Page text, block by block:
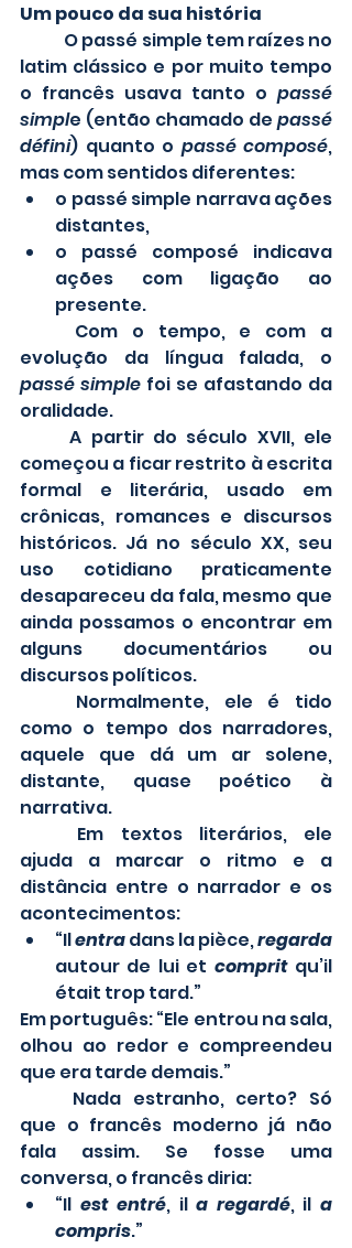
Um pouco da sua história
latim clássico e por muito tempo
o francês usava tanto o passé
simple (então chamado de passé
défini) quanto o passé composé,
mas com sentidos diferentes:
o passé simple narrava ações
distantes,
o passé composé indicava
ações com ligação ao
presente.
evolução da língua falada, o
passé simple foi se afastando da
oralidade.
	A partir do século XVII, ele
começou a ficar restrito à escrita
formal e literária, usado em
crônicas, romances e discursos
históricos. Já no século XX, seu
uso cotidiano praticamente
desapareceu da fala, mesmo que
ainda possamos o encontrar em
alguns documentários ou
discursos políticos.
como o tempo dos narradores,
aquele que dá um ar solene,
distante, quase poético à
narrativa.
ajuda a marcar o ritmo e a
distância entre o narrador e os
acontecimentos:
“Il entra dans la pièce,
autour de lui et comprit qu’il
était trop tard.”
Em português: “Ele entrou na sala,
olhou ao redor e compreendeu
que era tarde demais.”
que o francês moderno já não
fala assim. Se fosse uma
conversa, o francês diria:
“Il est entré, il a regardé, il a
compris.”